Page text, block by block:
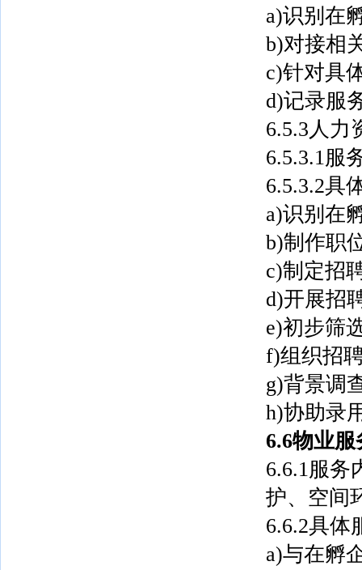
a)识别在
b)对接相
c)针对具
d)记录服
6.5.3人力
6.5.3.1服
6.5.3.2具
a)识别在
b)制作职
c)制定招
d)开展招
e)初步筛
f)组织招
g)背景调
h)协助录
6.6物业服
6.6.1服务
护、空间
6.6.2具体
a)与在孵